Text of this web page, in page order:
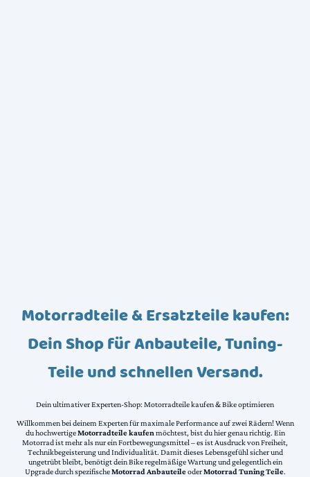
Motorradteile & Ersatzteile kaufen:
Dein Shop für Anbauteile, Tuning-
Teile und schnellen Versand.
Dein ultimativer Experten-Shop: Motorradteile kaufen & Bike optimieren
Willkommen bei deinem Experten für maximale Performance auf zwei Rädern! Wenn
du hochwertigeMotorradteile kaufen möchtest, bist du hier genau richtig. Ein
Motorrad ist mehr als nur ein Fortbewegungsmittel – es ist Ausdruck von Freiheit,
Technikbegeisterung und Individualität. Damit dieses Lebensgefühl sicher und
ungetrübt bleibt, benötigt dein Bike regelmäßige Wartung und gelegentlich ein
Upgrade durch spezifischeMotorrad AnbauteileoderMotorrad Tuning Teile.